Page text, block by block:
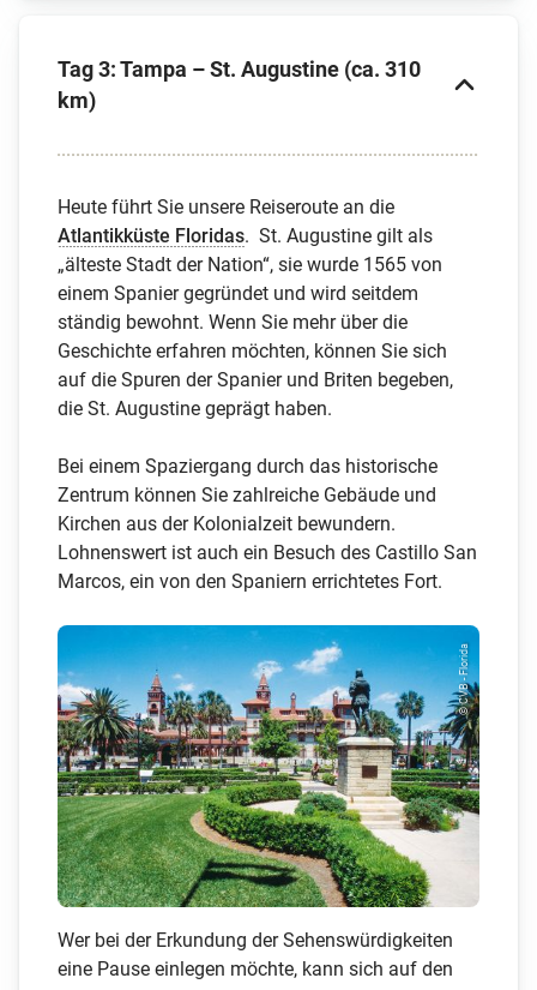
Tag 3: Tampa – St. Augustine (ca. 310
km)
Heute führt Sie unsere Reiseroute an die
Atlantikküste Floridas. St. Augustine gilt als
„älteste Stadt der Nation“, sie wurde 1565 von
einem Spanier gegründet und wird seitdem
ständig bewohnt. Wenn Sie mehr über die
Geschichte erfahren möchten, können Sie sich
auf die Spuren der Spanier und Briten begeben,
die St. Augustine geprägt haben.
Bei einem Spaziergang durch das historische
Zentrum können Sie zahlreiche Gebäude und
Kirchen aus der Kolonialzeit bewundern.
Lohnenswert ist auch ein Besuch des Castillo San
Marcos, ein von den Spaniern errichtetes Fort.
© CVB - Florida
Wer bei der Erkundung der Sehenswürdigkeiten
eine Pause einlegen möchte, kann sich auf den